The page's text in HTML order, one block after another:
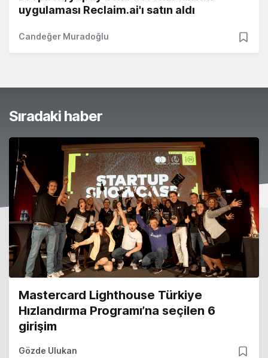
uygulaması Reclaim.ai'ı satın aldı
Candeğer Muradoğlu
Sıradaki haber
Mastercard Lighthouse Türkiye
Hızlandırma Programı’na seçilen 6
girişim
Gözde Ulukan